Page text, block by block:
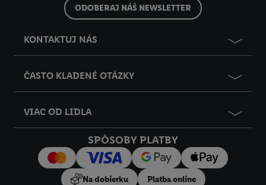
ODOBERAJ NÁŠ NEWSLETTER
KONTAKTUJ NÁS
ČASTO KLADENÉ OTÁZKY
VIAC OD LIDLA
SPÔSOBY PLATBY
Na dobierku Platba online